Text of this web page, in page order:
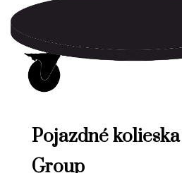
Pojazdné
Group